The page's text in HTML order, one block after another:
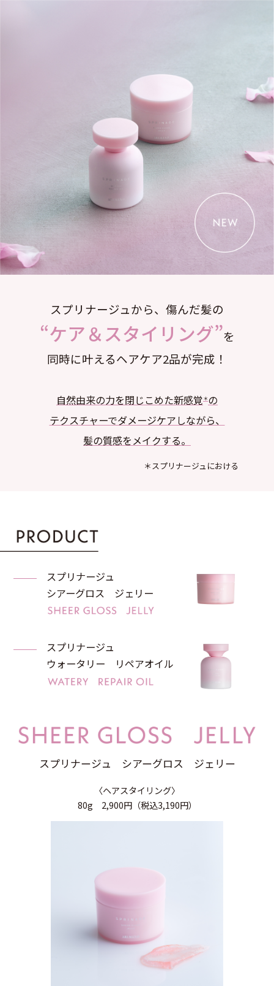
スプリナージュから、傷んだ髪の
“ケア＆スタイリング”を
同時に叶えるヘアケア2品が完成！
自然由来の力を閉じこめた新感覚＊の
テクスチャーでダメージケアしながら、
髪の質感をメイクする。
＊スプリナージュにおける
スプリナージュ
シアーグロス ジェリー
スプリナージュ
ウォータリー リペアオイル
スプリナージュ シアーグロス ジェリー
〈ヘアスタイリング〉
80g 2,900円（税込3,190円）